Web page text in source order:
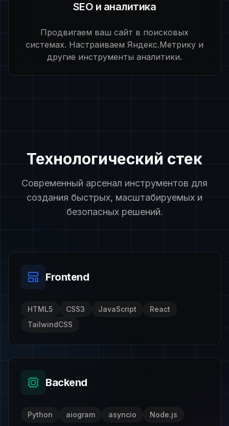
SEO и аналитика
Продвигаем ваш сайт в поисковых
системах. Настраиваем Яндекс.Метрику и
другие инструменты аналитики.
Технологический стек
Современный арсенал инструментов для
создания быстрых, масштабируемых и
безопасных решений.
Frontend
HTML5 CSS3 JavaScript
React
TailwindCSS
Backend
Python aiogram asyncio Node.js